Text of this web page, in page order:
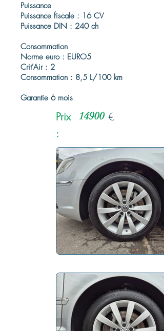
Puissance
Puissance fiscale : 16 CV
Puissance DIN : 240 ch
Consommation
Norme euro : EURO5
Crit'Air : 2
Consommation : 8,5 L/100 km
Garantie 6 mois
Prix
:
14900 €